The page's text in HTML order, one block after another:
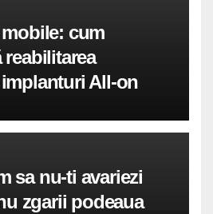
cum
All-on
sa nu-ti avariezi
zgarii podeaua